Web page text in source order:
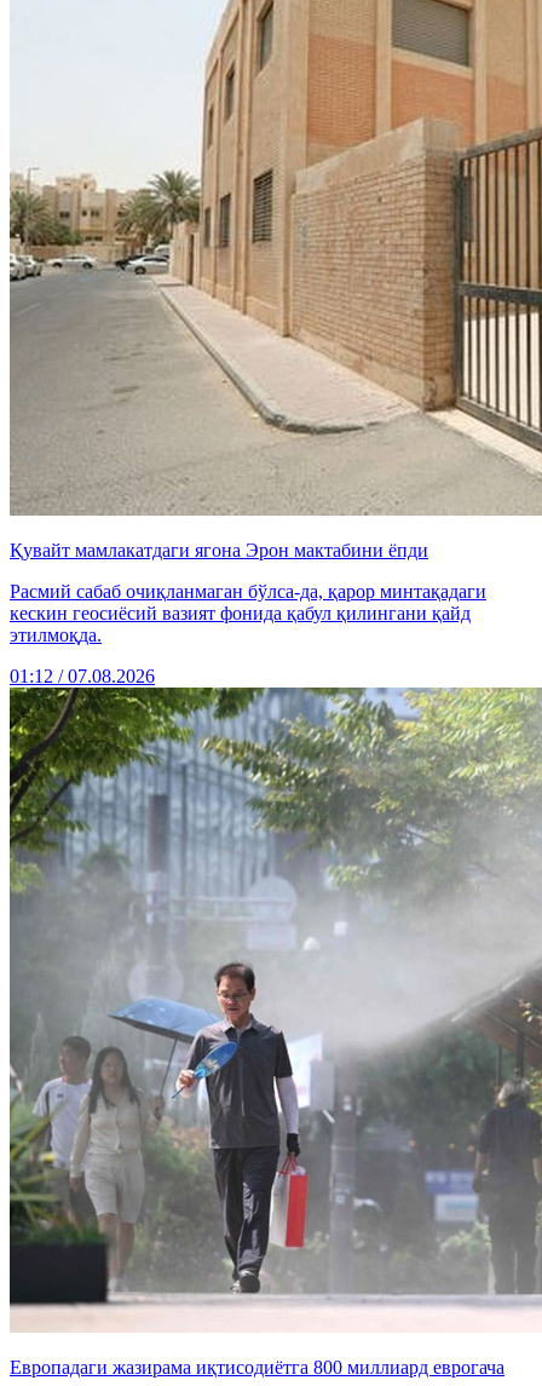
Қувайт мамлакатдаги ягона Эрон мактабини ёпди
Расмий сабаб очиқланмаган бўлса-да, қарор минтақадаги
кескин геосиёсий вазият фонида қабул қилингани қайд
этилмоқда.
01:12 / 07.08.2026
Европадаги жазирама иқтисодиётга 800 миллиард еврогача